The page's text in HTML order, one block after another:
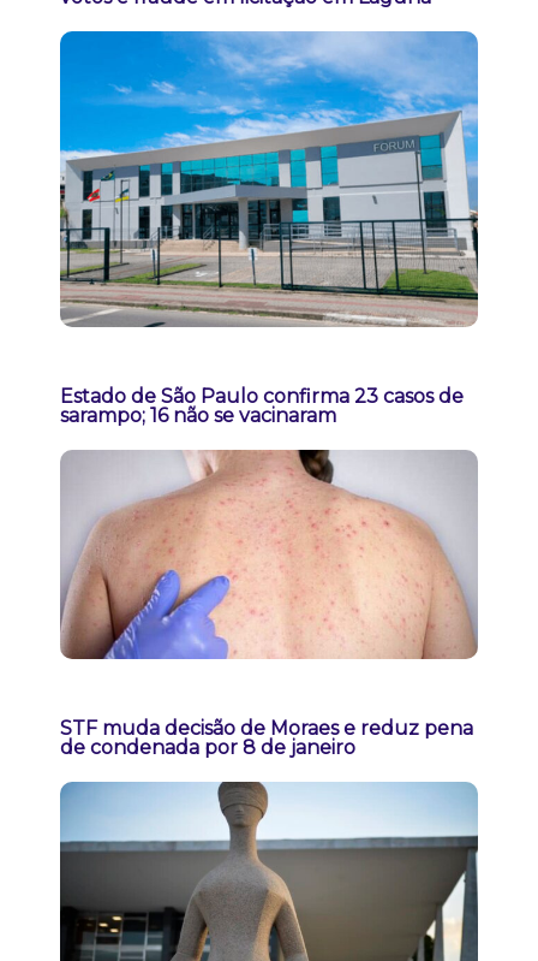
Estado de São Paulo confirma 23 casos de
sarampo; 16 não se vacinaram
STF muda decisão de Moraes e reduz pena
de condenada por 8 de janeiro